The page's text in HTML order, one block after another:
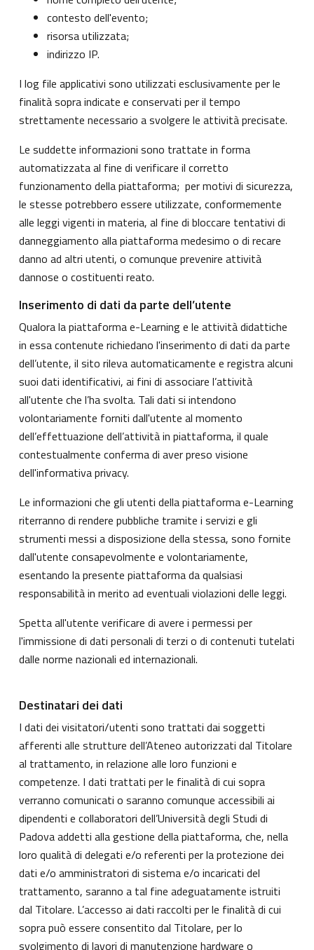
contesto dell'evento;
risorsa utilizzata;
indirizzo IP.
I log file applicativi sono utilizzati esclusivamente per le
finalità sopra indicate e conservati per il tempo
strettamente necessario a svolgere le attività precisate.
Le suddette informazioni sono trattate in forma
automatizzata al fine di verificare il corretto
funzionamento della piattaforma; per motivi di sicurezza,
le stesse potrebbero essere utilizzate, conformemente
alle leggi vigenti in materia, al fine di bloccare tentativi di
danneggiamento alla piattaforma medesimo o di recare
danno ad altri utenti, o comunque prevenire attività
dannose o costituenti reato.
Inserimento di dati da parte dell’utente
Qualora la piattaforma e-Learning e le attività didattiche
in essa contenute richiedano l'inserimento di dati da parte
dell’utente, il sito rileva automaticamente e registra alcuni
suoi dati identificativi, ai fini di associare l’attività
all'utente che l’ha svolta. Tali dati si intendono
volontariamente forniti dall'utente al momento
dell’effettuazione dell’attività in piattaforma, il quale
contestualmente conferma di aver preso visione
dell'informativa privacy.
Le informazioni che gli utenti della piattaforma e-Learning
riterranno di rendere pubbliche tramite i servizi e gli
strumenti messi a disposizione della stessa, sono fornite
dall'utente consapevolmente e volontariamente,
esentando la presente piattaforma da qualsiasi
responsabilità in merito ad eventuali violazioni delle leggi.
Spetta all'utente verificare di avere i permessi per
l'immissione di dati personali di terzi o di contenuti tutelati
dalle norme nazionali ed internazionali.
Destinatari dei dati
I dati dei visitatori/utenti sono trattati dai soggetti
afferenti alle strutture dell’Ateneo autorizzati dal Titolare
al trattamento, in relazione alle loro funzioni e
competenze. I dati trattati per le finalità di cui sopra
verranno comunicati o saranno comunque accessibili ai
dipendenti e collaboratori dell’Università degli Studi di
Padova addetti alla gestione della piattaforma, che, nella
loro qualità di delegati e/o referenti per la protezione dei
dati e/o amministratori di sistema e/o incaricati del
trattamento, saranno a tal fine adeguatamente istruiti
dal Titolare. L’accesso ai dati raccolti per le finalità di cui
sopra può essere consentito dal Titolare, per lo
svolgimento di lavori di manutenzione hardware o